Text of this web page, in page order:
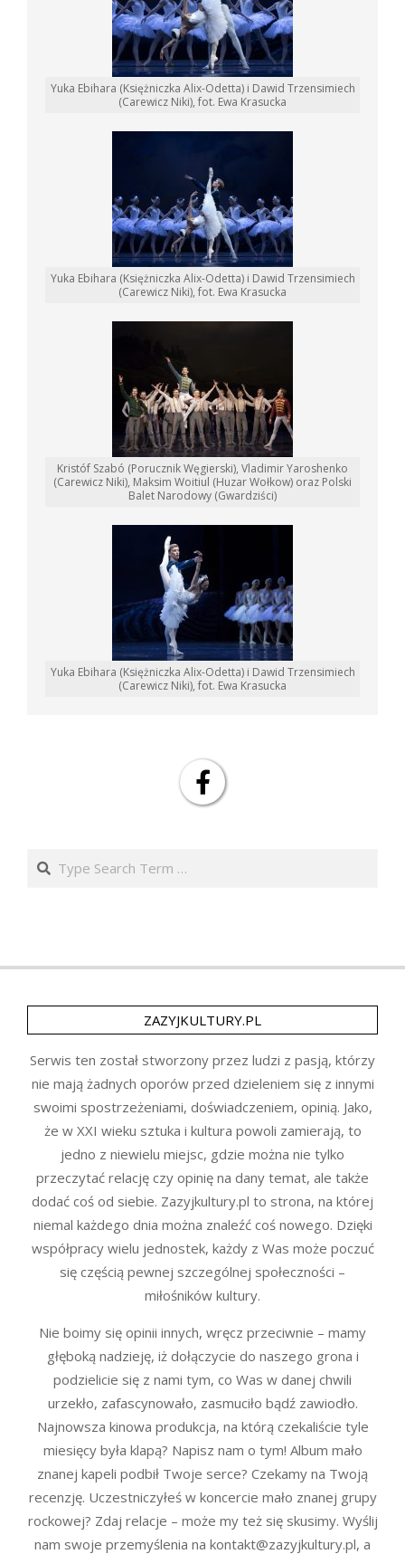
Yuka Ebihara (Księżniczka Alix-Odetta) i Dawid Trzensimiech
(Carewicz Niki), fot. Ewa Krasucka
Yuka Ebihara (Księżniczka Alix-Odetta) i Dawid Trzensimiech
(Carewicz Niki), fot. Ewa Krasucka
Kristóf Szabó (Porucznik Węgierski), Vladimir Yaroshenko
(Carewicz Niki), Maksim Woitiul (Huzar Wołkow) oraz Polski
Balet Narodowy (Gwardziści)
Yuka Ebihara (Księżniczka Alix-Odetta) i Dawid Trzensimiech
(Carewicz Niki), fot. Ewa Krasucka
Search
ZAZYJKULTURY.PL
Serwis ten został stworzony przez ludzi z pasją, którzy
nie mają żadnych oporów przed dzieleniem się z innymi
swoimi spostrzeżeniami, doświadczeniem, opinią. Jako,
że w XXI wieku sztuka i kultura powoli zamierają, to
jedno z niewielu miejsc, gdzie można nie tylko
przeczytać relację czy opinię na dany temat, ale także
dodać coś od siebie. Zazyjkultury.pl to strona, na której
niemal każdego dnia można znaleźć coś nowego. Dzięki
współpracy wielu jednostek, każdy z Was może poczuć
się częścią pewnej szczególnej społeczności –
miłośników kultury.
Nie boimy się opinii innych, wręcz przeciwnie – mamy
głęboką nadzieję, iż dołączycie do naszego grona i
podzielicie się z nami tym, co Was w danej chwili
urzekło, zafascynowało, zasmuciło bądź zawiodło.
Najnowsza kinowa produkcja, na którą czekaliście tyle
miesięcy była klapą? Napisz nam o tym! Album mało
znanej kapeli podbił Twoje serce? Czekamy na Twoją
recenzję. Uczestniczyłeś w koncercie mało znanej grupy
rockowej? Zdaj relacje – może my też się skusimy. Wyślij
nam swoje przemyślenia na kontakt@zazyjkultury.pl, a